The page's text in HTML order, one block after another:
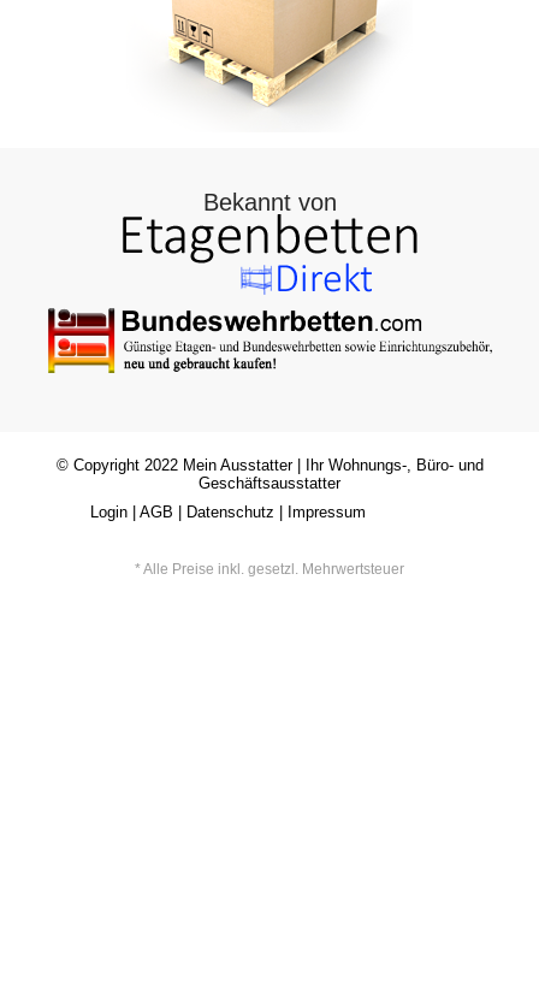
Bekannt von
© Copyright 2022 Mein Ausstatter| Ihr Wohnungs-, Büro- und
Geschäftsausstatter
Login| AGB Datenschutz Impressum
* Alle Preise inkl. gesetzl. Mehrwertsteuer